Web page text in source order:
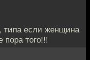
типа если женщина
пора того!!!